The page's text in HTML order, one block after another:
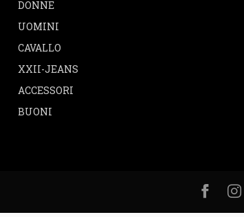
DONNE
UOMINI
CAVALLO
XXII-JEANS
ACCESSORI
BUONI